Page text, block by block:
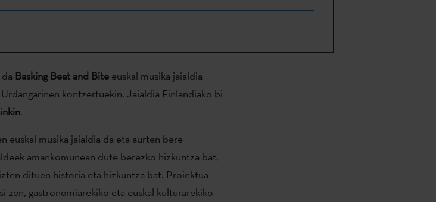
Basking Beat and Bite euskal musika jaialdia
kontzertuekin. Jaialdia Finlandiako bi
.
euskal musika jaialdia da eta aurten bere
amankomunean dute berezko hizkuntza bat,
dituen historia eta hizkuntza bat. Proiektua
zen, gastronomiarekiko eta euskal kulturarekiko